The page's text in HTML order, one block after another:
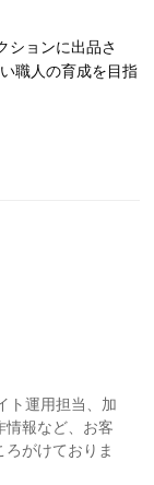
ションに出品さ
職人の育成を目指
ト運用担当、加
報など、お客
がけておりま